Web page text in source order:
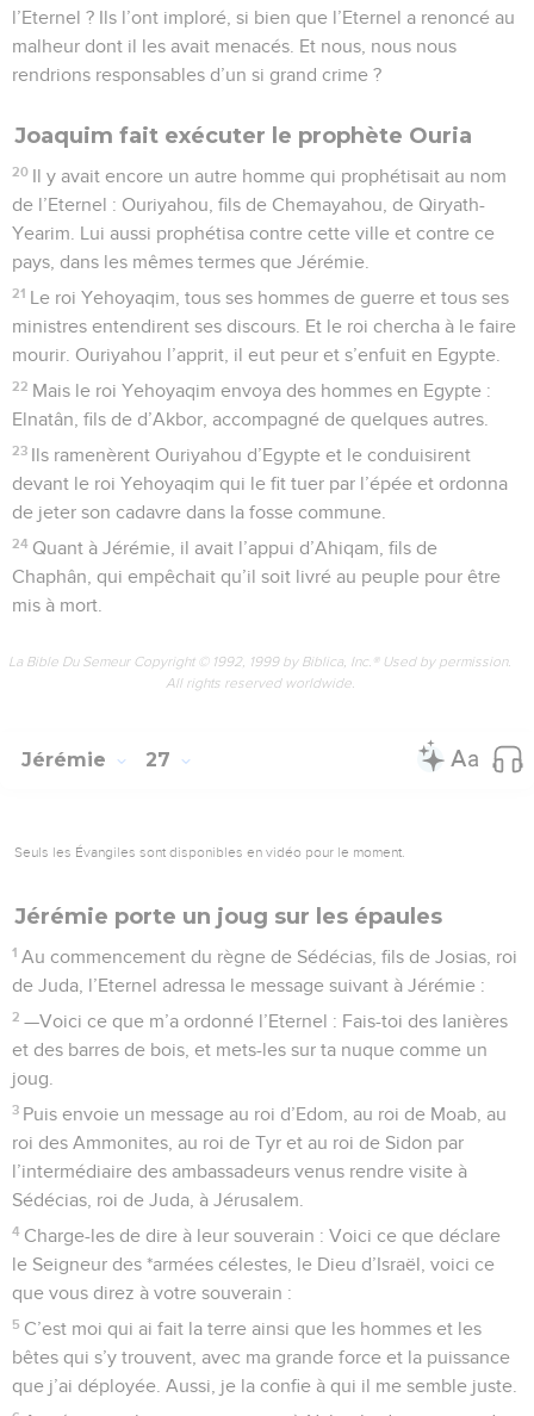
l’Eternel ? Ils l’ont imploré, si bien que l’Eternel a renoncé au
malheur dont il les avait menacés. Et nous, nous nous
rendrions responsables d’un si grand crime ?
Joaquim fait exécuter le prophète Ouria
20 Il y avait encore un autre homme qui prophétisait au nom
de l’Eternel : Ouriyahou, fils de Chemayahou, de Qiryath-
Yearim. Lui aussi prophétisa contre cette ville et contre ce
pays, dans les mêmes termes que Jérémie.
21 Le roi Yehoyaqim, tous ses hommes de guerre et tous ses
ministres entendirent ses discours. Et le roi chercha à le faire
mourir. Ouriyahou l’apprit, il eut peur et s’enfuit en Egypte.
22 Mais le roi Yehoyaqim envoya des hommes en Egypte :
Elnatân, fils de d’Akbor, accompagné de quelques autres.
23 Ils ramenèrent Ouriyahou d’Egypte et le conduisirent
devant le roi Yehoyaqim qui le fit tuer par l’épée et ordonna
de jeter son cadavre dans la fosse commune.
24 Quant à Jérémie, il avait l’appui d’Ahiqam, fils de
Chaphân, qui empêchait qu’il soit livré au peuple pour être
mis à mort.
La Bible Du Semeur Copyright © 1992, 1999 by Biblica, Inc.® Used by permission.
All rights reserved worldwide.
Jérémie 27
Seuls les Évangiles sont disponibles en vidéo pour le moment.
Jérémie porte un joug sur les épaules
1 Au commencement du règne de Sédécias, fils de Josias, roi
de Juda, l’Eternel adressa le message suivant à Jérémie :
2 —Voici ce que m’a ordonné l’Eternel : Fais-toi des lanières
et des barres de bois, et mets-les sur ta nuque comme un
joug.
3 Puis envoie un message au roi d’Edom, au roi de Moab, au
roi des Ammonites, au roi de Tyr et au roi de Sidon par
l’intermédiaire des ambassadeurs venus rendre visite à
Sédécias, roi de Juda, à Jérusalem.
4 Charge-les de dire à leur souverain : Voici ce que déclare
le Seigneur des *armées célestes, le Dieu d’Israël, voici ce
que vous direz à votre souverain :
5 C’est moi qui ai fait la terre ainsi que les hommes et les
bêtes qui s’y trouvent, avec ma grande force et la puissance
que j’ai déployée. Aussi, je la confie à qui il me semble juste.